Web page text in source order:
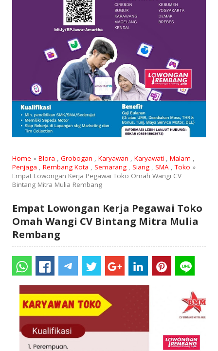
Home » Blora , Grobogan , Karyawan , Karyawati , Malam ,
Penjaga , Rembang Kota , Semarang, Siang, SMA,Toko »
Empat Lowongan Kerja Pegawai Toko Omah Wangi CV
Bintang Mitra Mulia Rembang
Empat Lowongan Kerja Pegawai Toko
Omah Wangi CV Bintang Mitra Mulia
Rembang